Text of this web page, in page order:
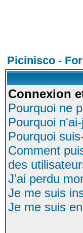
Picinisco -
Connexion
Pourquoi ne
Pourquoi
Pourquoi
Comment
des
J'ai perdu
Je me suis
Je me suis